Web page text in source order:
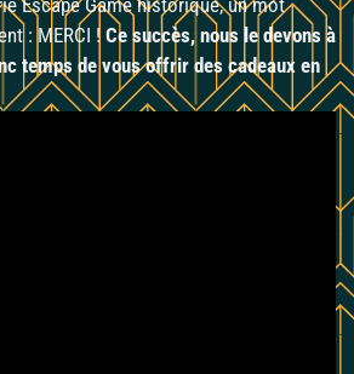
Escape Game historique, un mot
: MERCI ! Ce succès, nous le devons à
temps de vous offrir des cadeaux en